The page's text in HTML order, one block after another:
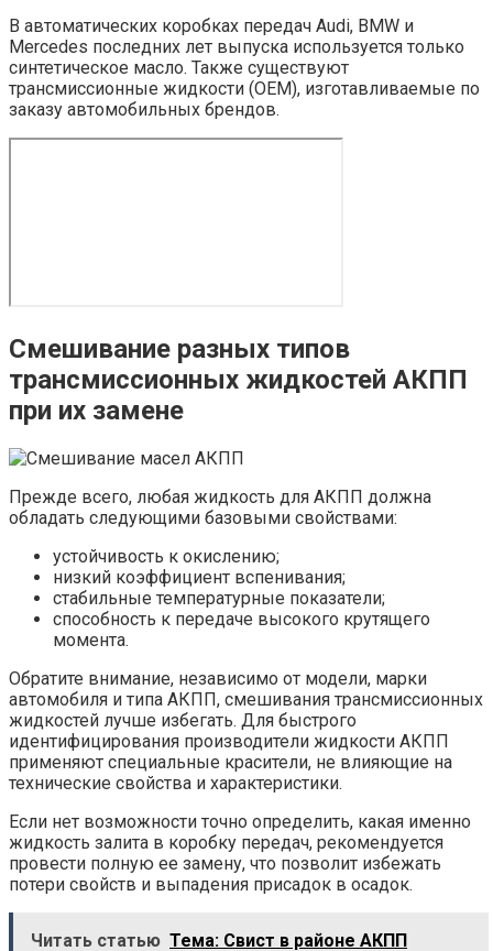
В автоматических коробках передач Audi, BMW и
Mercedes последних лет выпуска используется только
синтетическое масло. Также существуют
трансмиссионные жидкости (OEM), изготавливаемые по
заказу автомобильных брендов.
Смешивание разных типов
трансмиссионных жидкостей АКПП
при их замене
Прежде всего, любая жидкость для АКПП должна
обладать следующими базовыми свойствами:
устойчивость к окислению;
низкий коэффициент вспенивания;
стабильные температурные показатели;
способность к передаче высокого крутящего
момента.
Обратите внимание, независимо от модели, марки
автомобиля и типа АКПП, смешивания трансмиссионных
жидкостей лучше избегать. Для быстрого
идентифицирования производители жидкости АКПП
применяют специальные красители, не влияющие на
технические свойства и характеристики.
Если нет возможности точно определить, какая именно
жидкость залита в коробку передач, рекомендуется
провести полную ее замену, что позволит избежать
потери свойств и выпадения присадок в осадок.
Читать статью Тема: Свист в районе АКПП